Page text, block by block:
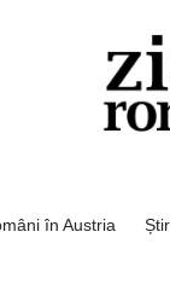
în Austria